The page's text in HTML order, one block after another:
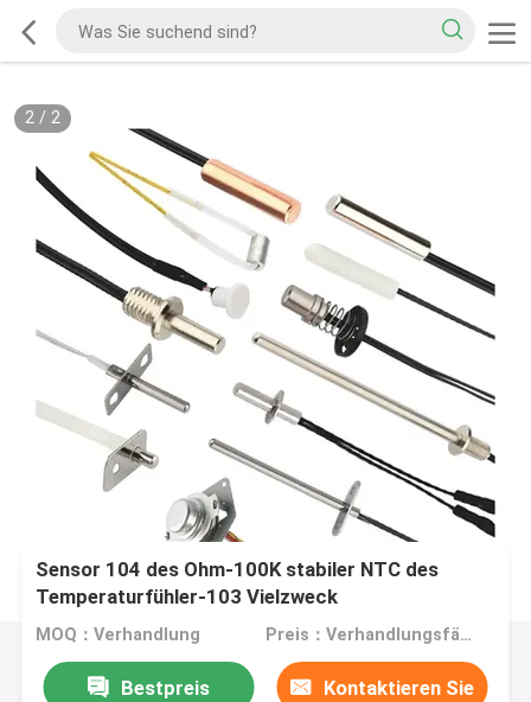
2/ 2
Sensor 104 des Ohm-100K stabiler NTC des
Temperaturfühler-103 Vielzweck
MOQ：Verhandlung Preis：Verhandlungsfähig
Bestpreis Kontaktieren Sie